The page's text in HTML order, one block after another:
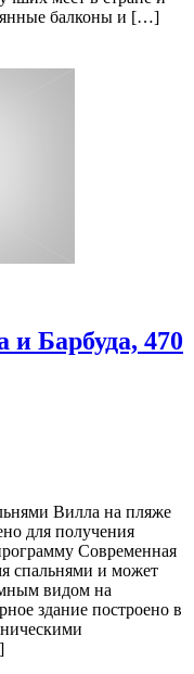
балконы и […]
Барбуда, 470
Вилла на пляже
для получения
Современная
спальнями и может
видом на
здание построено в